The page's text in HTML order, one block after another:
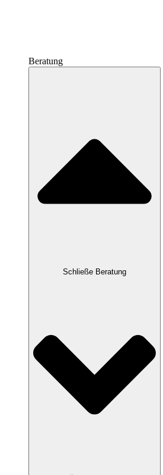
Beratung
Schließe Beratung